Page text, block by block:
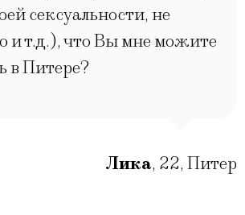
сексуальности, не
и т.д.), что Вы мне можите
в Питере?
Лика, 22, Питер